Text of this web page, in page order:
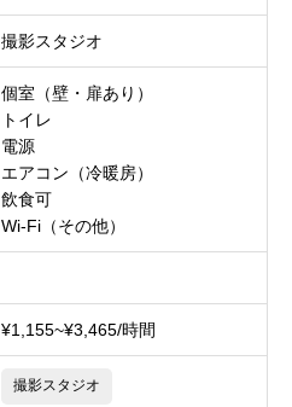
撮影スタジオ
個室（壁・扉あり）
トイレ
電源
エアコン（冷暖房）
飲食可
Wi-Fi（その他）
¥1,155~¥3,465/時間
撮影スタジオ